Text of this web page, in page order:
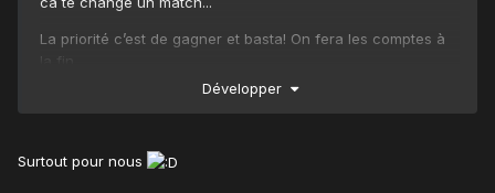
La priorité c’est de gagner et basta! On fera les comptes à
la fin...
Développer
Surtout pour nous